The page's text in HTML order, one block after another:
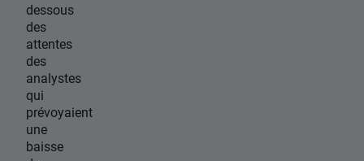
dessous
des
attentes
des
analystes
qui
prévoyaient
une
baisse